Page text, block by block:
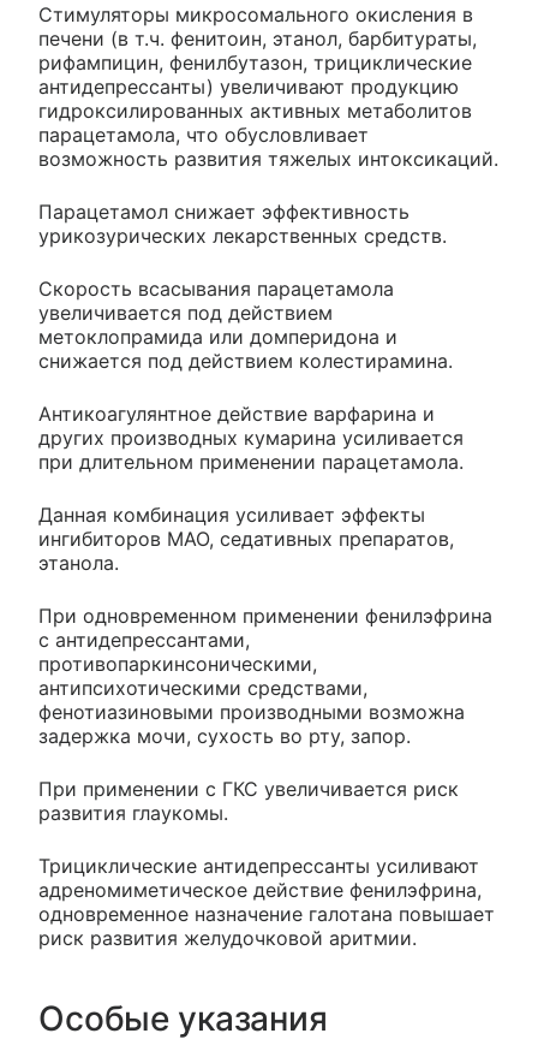
Стимуляторы микросомального окисления в
печени (в т.ч. фенитоин, этанол, барбитураты,
рифампицин, фенилбутазон, трициклические
антидепрессанты) увеличивают продукцию
гидроксилированных активных метаболитов
парацетамола, что обусловливает
возможность развития тяжелых интоксикаций.
Парацетамол снижает эффективность
урикозурических лекарственных средств.
Скорость всасывания парацетамола
увеличивается под действием
метоклопрамида или домперидона и
снижается под действием колестирамина.
Антикоагулянтное действие варфарина и
других производных кумарина усиливается
при длительном применении парацетамола.
Данная комбинация усиливает эффекты
ингибиторов МАО, седативных препаратов,
этанола.
При одновременном применении фенилэфрина
с антидепрессантами,
противопаркинсоническими,
антипсихотическими средствами,
фенотиазиновыми производными возможна
задержка мочи, сухость во рту, запор.
При применении с ГКС увеличивается риск
развития глаукомы.
Трициклические антидепрессанты усиливают
адреномиметическое действие фенилэфрина,
одновременное назначение галотана повышает
риск развития желудочковой аритмии.
Особые указания